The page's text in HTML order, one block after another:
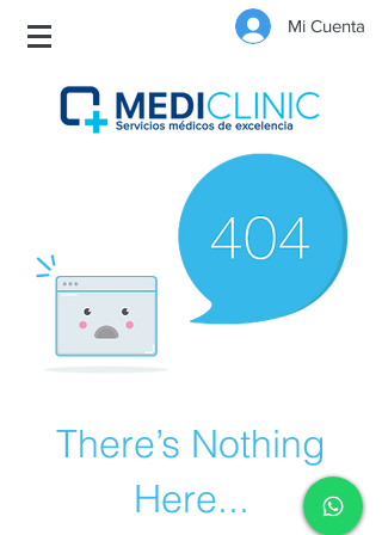
Mi Cuenta
There’s Nothing
Here...